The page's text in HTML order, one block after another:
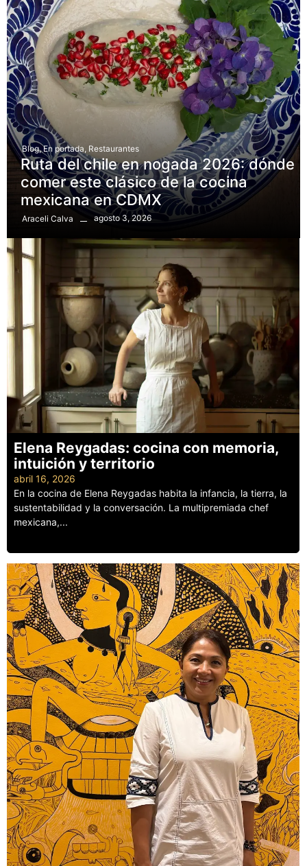
Blog, En portada Restaurantes
Ruta del chile en nogada 2026: dónde
comer este clásico de la cocina
mexicana en CDMX
Araceli Calva agosto 3, 2026
Elena Reygadas: cocina con memoria,
intuición y territorio
abril 16, 2026
En la cocina de Elena Reygadas habita la infancia, la tierra, la
sustentabilidad y la conversación. La multipremiada chef
mexicana,...